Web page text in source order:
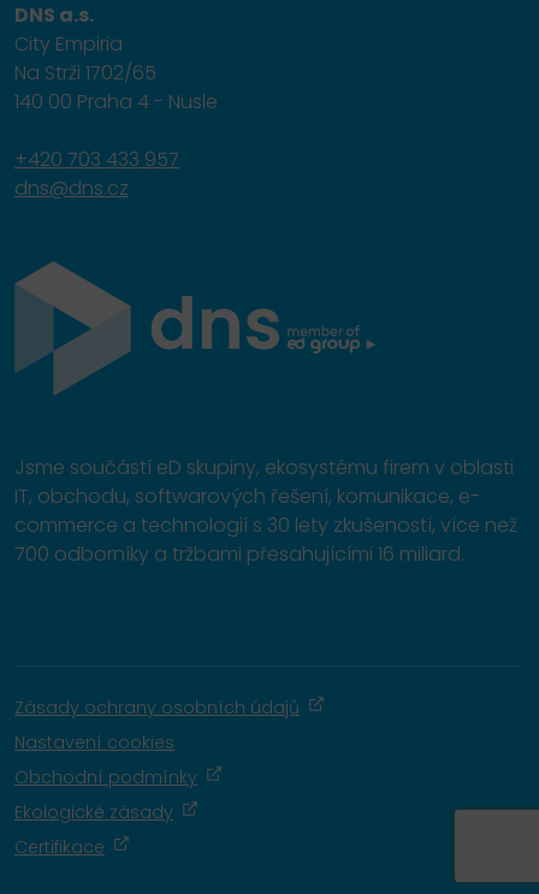
DNS a.s.
City Empiria
Na Strži 1702/65
140 00 Praha 4 - Nusle
+420 703 433 957
dns@dns.cz
Jsme součástí eD skupiny, ekosystému firem v oblasti
IT, obchodu, softwarových řešení, komunikace, e-
commerce a technologií s 30 lety zkušeností, více než
700 odborníky a tržbami přesahujícími 16 miliard.
Zásady ochrany osobních údajů
Nastavení cookies
Obchodní podmínky
Ekologické zásady
Certifikace